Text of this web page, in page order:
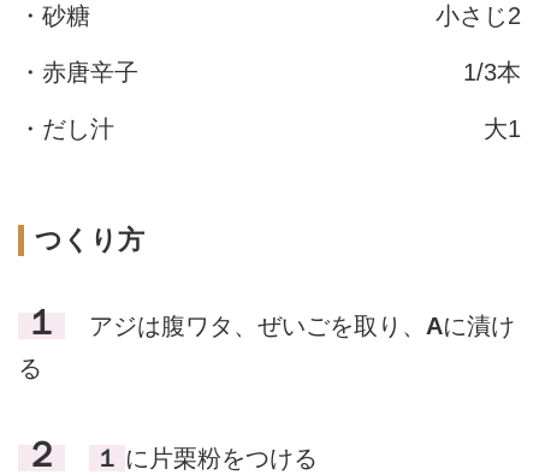
・砂糖 小さじ2
・赤唐辛子 1/3本
・だし汁 大1
つくり方
１ アジは腹ワタ、ぜいごを取り、 Aに漬け
る
２ １ に片栗粉をつける